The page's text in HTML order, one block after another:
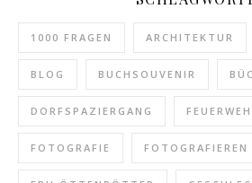
1000 FRAGEN ARCHITEKTUR
BLOG BUCHSOUVENIR
DORFSPAZIERGANG
FOTOGRAFIE FOTOGRAFIEREN